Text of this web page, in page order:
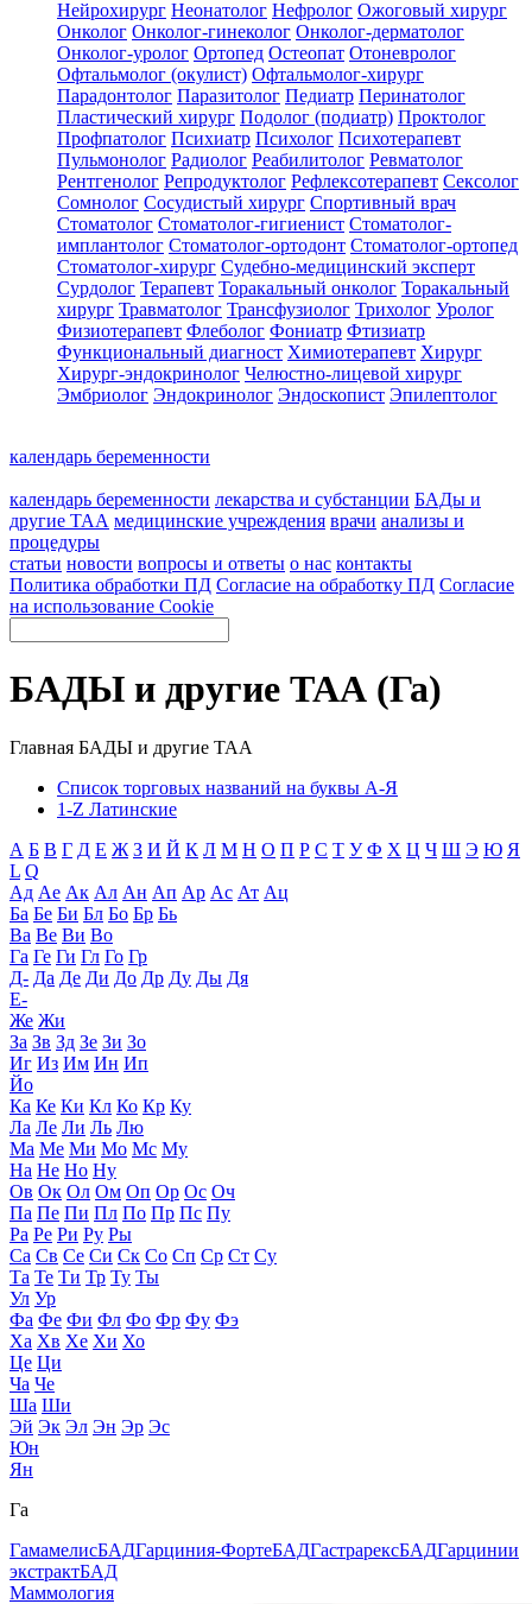
Нейрохирург Неонатолог Нефролог Ожоговый хирург
Онколог Онколог-гинеколог Онколог-дерматолог
Онколог-уролог Ортопед Остеопат Отоневролог
Офтальмолог (окулист) Офтальмолог-хирург
Парадонтолог Паразитолог Педиатр Перинатолог
Пластический хирург Подолог (подиатр) Проктолог
Профпатолог Психиатр Психолог Психотерапевт
Пульмонолог Радиолог Реабилитолог Ревматолог
Рентгенолог Репродуктолог Рефлексотерапевт Сексолог
Сомнолог Сосудистый хирург Спортивный врач
Стоматолог Стоматолог-гигиенист Стоматолог-
имплантолог Стоматолог-ортодонт Стоматолог-ортопед
Стоматолог-хирург Судебно-медицинский эксперт
Сурдолог Терапевт Торакальный онколог Торакальный
хирург Травматолог Трансфузиолог Трихолог Уролог
Физиотерапевт Флеболог Фониатр Фтизиатр
Функциональный диагност Химиотерапевт Хирург
Хирург-эндокринолог Челюстно-лицевой хирург
Эмбриолог Эндокринолог Эндоскопист Эпилептолог
календарь беременности
календарь беременности лекарства и субстанции БАДы и
другие ТАА медицинские учреждения врачи анализы и
процедуры
статьи новости вопросы и ответы о нас контакты
Политика обработки ПД Согласие на обработку ПД Согласие
на использование Cookie
БАДЫ и другие ТАА (Га)
Главная БАДЫ и другие ТАА
Список торговых названий на буквы А-Я
1-Z Латинские
А Б В Г Д Е Ж З И Й К Л М Н О П Р С Т У Ф Х Ц Ч Ш Э Ю Я
L Q
Ад Ае Ак Ал Ан Ап Ар Ас Ат Ац
Ба Бе Би Бл Бо Бр Бь
Ва Ве Ви Во
Га Ге Ги Гл Го Гр
Д- Да Де Ди До Др Ду Ды Дя
Е-
Же Жи
За Зв Зд Зе Зи Зо
Иг Из Им Ин Ип
Йо
Ка Ке Ки Кл Ко Кр Ку
Ла Ле Ли Ль Лю
Ма Ме Ми Мо Мс Му
На Не Но Ну
Ов Ок Ол Ом Оп Ор Ос Оч
Па Пе Пи Пл По Пр Пс Пу
Ра Ре Ри Ру Ры
Са Св Се Си Ск Со Сп Ср Ст Су
Та Те Ти Тр Ту Ты
Ул Ур
Фа Фе Фи Фл Фо Фр Фу Фэ
Ха Хв Хе Хи Хо
Це Ци
Ча Че
Ша Ши
Эй Эк Эл Эн Эр Эс
Юн
Ян
Га
ГамамелисБАДГарциния-ФортеБАДГастрарексБАДГарцинии
экстрактБАД
Маммология